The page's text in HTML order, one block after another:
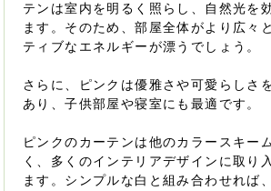
テンは室内を明るく照らし、自然光を
ます。そのため、部屋全体がより広々
ティブなエネルギーが漂うでしょう。
さらに、ピンクは優雅さや可愛らしさ
あり、子供部屋や寝室にも最適です。
ピンクのカーテンは他のカラースキー
く、多くのインテリアデザインに取り
ます。シンプルな白と組み合わせれば